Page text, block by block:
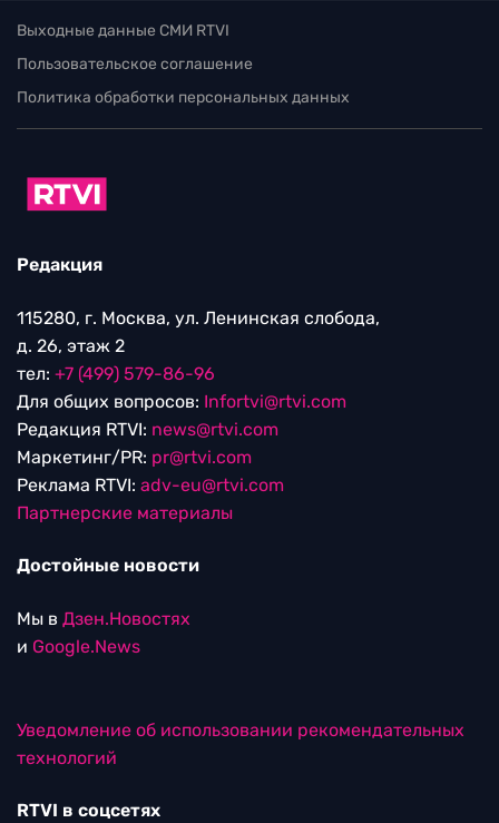
Выходные данные СМИ RTVI
Пользовательское соглашение
Политика обработки персональных данных
Редакция
115280, г. Москва, ул. Ленинская слобода,
д. 26, этаж 2
тел: +7 (499) 579-86-96
Для общих вопросов: Infortvi@rtvi.com
Редакция RTVI: news@rtvi.com
Маркетинг/PR: pr@rtvi.com
Реклама RTVI: adv-eu@rtvi.com
Партнерские материалы
Достойные новости
Мы в Дзен.Новостях
и Google.News
Уведомление об использовании рекомендательных
технологий
RTVI в соцсетях